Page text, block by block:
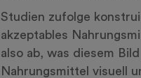
Studien zufolge
akzeptables
also ab, was diesem
Nahrungsmittel visuell